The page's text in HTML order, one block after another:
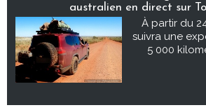
australien en direct sur
À partir du
suivra une
5 000